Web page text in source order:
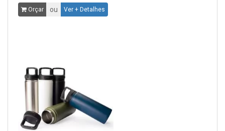
Orçar ou Ver + Detalhes